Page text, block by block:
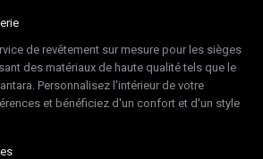
de revêtement sur mesure pour les sièges
des matériaux de haute qualité tels que le
Personnalisez l'intérieur de votre
et bénéficiez d'un confort et d'un style